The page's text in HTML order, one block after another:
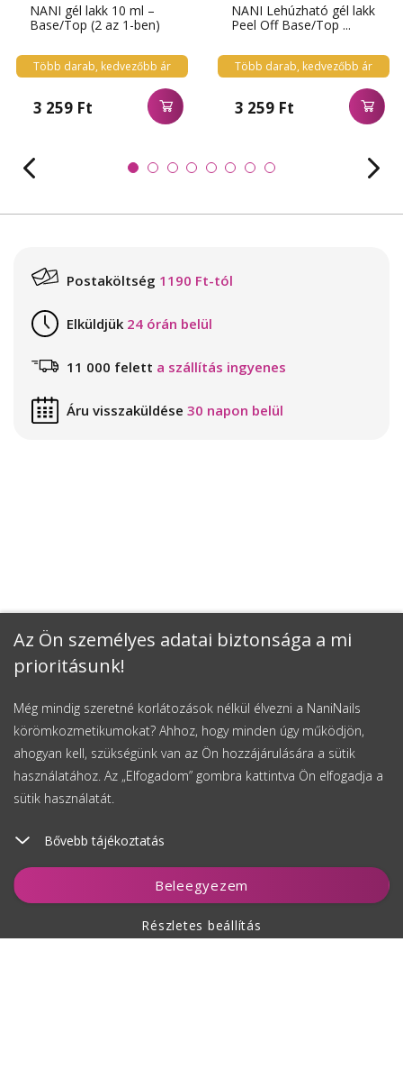
Az Ön személyes adatai biztonsága a mi
prioritásunk!
Még mindig szeretné korlátozások nélkül élvezni a NaniNails
körömkozmetikumokat? Ahhoz, hogy minden úgy működjön,
ahogyan kell, szükségünk van az Ön hozzájárulására a sütik
használatához. Az „Elfogadom” gombra kattintva Ön elfogadja a
sütik használatát.
Bővebb tájékoztatás
Beleegyezem
Részletes beállítás
Kosárhoz ad
NANI gél lakk 10 ml –
Base/Top (2 az 1-ben)
Több darab, kedvezőbb ár
3 259 Ft
NANI Lehúzható gél lakk
Peel Off Base/Top ...
Több darab, kedvezőbb ár
3 259 Ft
Postaköltség 1190 Ft-tól
Elküldjük 24 órán belül
11 000 felett a szállítás ingyenes
Áru visszaküldése 30 napon belül